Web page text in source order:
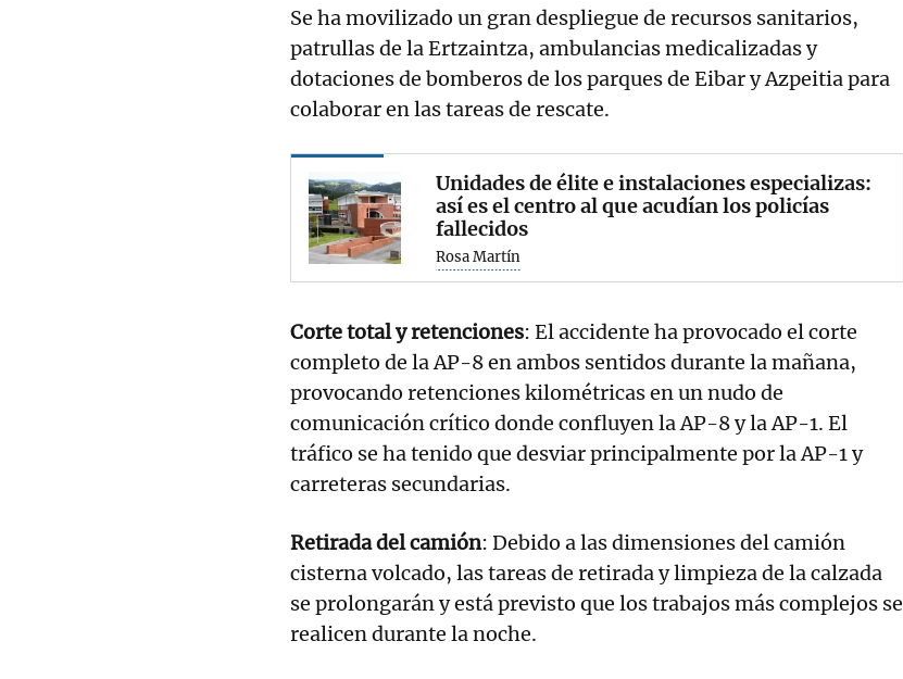
Se ha movilizado un gran despliegue de recursos sanitarios,
patrullas de la Ertzaintza, ambulancias medicalizadas y
dotaciones de bomberos de los parques de Eibar y Azpeitia para
colaborar en las tareas de rescate.
Unidades de élite e instalaciones especializas:
así es el centro al que acudían los policías
fallecidos
Rosa Martín
Corte total y retenciones: El accidente ha provocado el corte
completo de la AP-8 en ambos sentidos durante la mañana,
provocando retenciones kilométricas en un nudo de
comunicación crítico donde confluyen la AP-8 y la AP-1. El
tráfico se ha tenido que desviar principalmente por la AP-1 y
carreteras secundarias.
Retirada del camión: Debido a las dimensiones del camión
cisterna volcado, las tareas de retirada y limpieza de la calzada
se prolongarán y está previsto que los trabajos más complejos se
realicen durante la noche.